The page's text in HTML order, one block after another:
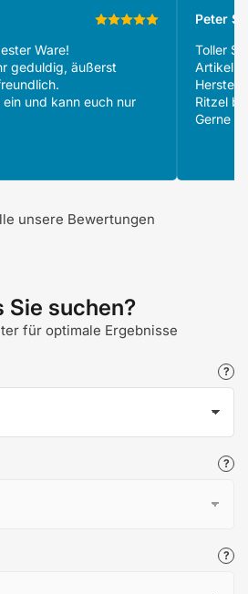
Ware!
geduldig, äußerst
und kann euch nur
Peter S.
Toller
Artikeln
Ritzel
Gerne
unsere Bewertungen
Sie suchen?
für optimale Ergebnisse